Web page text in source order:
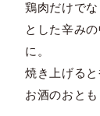
鶏肉だけで
とした辛み
に。
焼き上げる
お酒のおとも